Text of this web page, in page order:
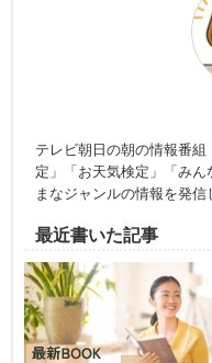
テレビ朝日の朝の情報番
定」「お天気検定」「み
まなジャンルの情報を発信
最近書いた記事